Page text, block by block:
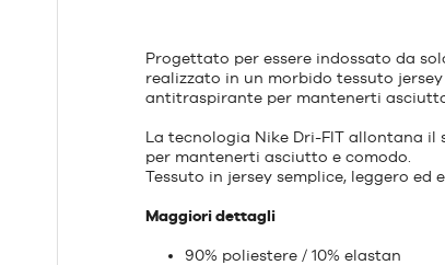
Progettato per essere indossato da
realizzato in un morbido tessuto
antitraspirante per mantenerti
La tecnologia Nike Dri-FIT allontana il
per mantenerti asciutto e comodo.
Tessuto in jersey semplice, leggero ed
Maggiori dettagli
90% poliestere / 10% elastan